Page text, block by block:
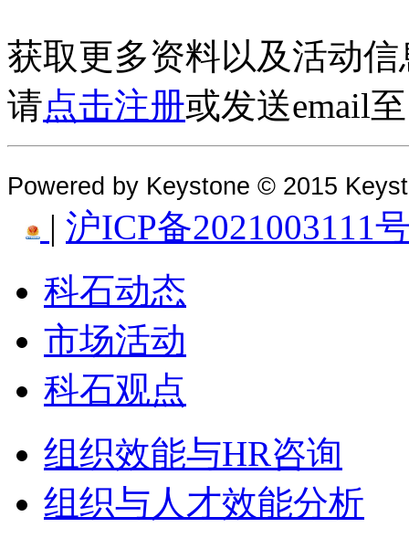
获取更多资料以及活动信
请点击注册或发送email
Powered by Keystone © 2015
| 沪ICP备2021003111
科石动态
市场活动
科石观点
组织效能与HR咨询
组织与人才效能分析